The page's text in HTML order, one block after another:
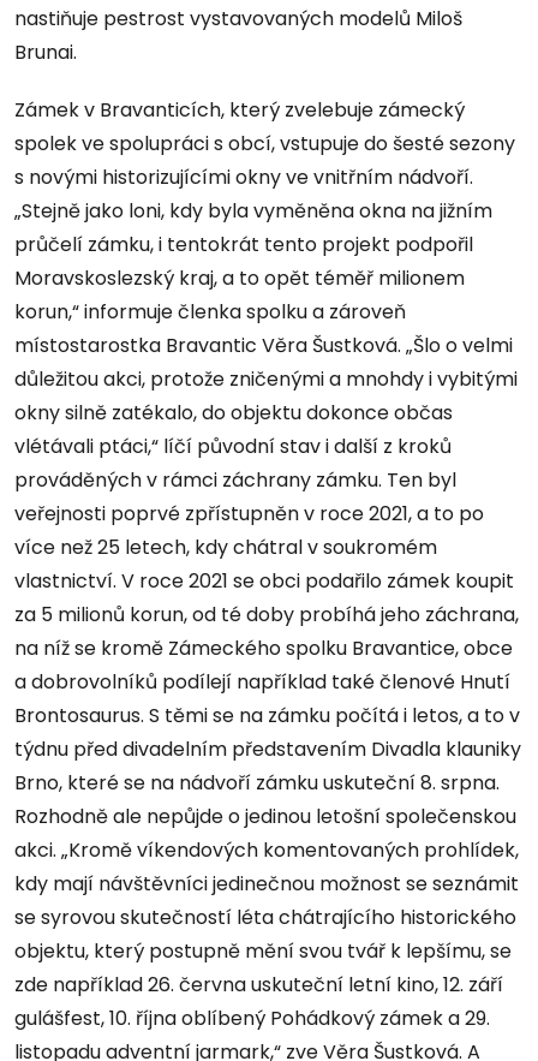
nastiňuje pestrost vystavovaných modelů Miloš
Brunai.
Zámek v Bravanticích, který zvelebuje zámecký
spolek ve spolupráci s obcí, vstupuje do šesté sezony
s novými historizujícími okny ve vnitřním nádvoří.
„Stejně jako loni, kdy byla vyměněna okna na jižním
průčelí zámku, i tentokrát tento projekt podpořil
Moravskoslezský kraj, a to opět téměř milionem
korun,“ informuje členka spolku a zároveň
místostarostka Bravantic Věra Šustková. „Šlo o velmi
důležitou akci, protože zničenými a mnohdy i vybitými
okny silně zatékalo, do objektu dokonce občas
vlétávali ptáci,“ líčí původní stav i další z kroků
prováděných v rámci záchrany zámku. Ten byl
veřejnosti poprvé zpřístupněn v roce 2021, a to po
více než 25 letech, kdy chátral v soukromém
vlastnictví. V roce 2021 se obci podařilo zámek koupit
za 5 milionů korun, od té doby probíhá jeho záchrana,
na níž se kromě Zámeckého spolku Bravantice, obce
a dobrovolníků podílejí například také členové Hnutí
Brontosaurus. S těmi se na zámku počítá i letos, a to v
týdnu před divadelním představením Divadla klauniky
Brno, které se na nádvoří zámku uskuteční 8. srpna.
Rozhodně ale nepůjde o jedinou letošní společenskou
akci. „Kromě víkendových komentovaných prohlídek,
kdy mají návštěvníci jedinečnou možnost se seznámit
se syrovou skutečností léta chátrajícího historického
objektu, který postupně mění svou tvář k lepšímu, se
zde například 26. června uskuteční letní kino, 12. září
gulášfest, 10. října oblíbený Pohádkový zámek a 29.
listopadu adventní jarmark,“ zve Věra Šustková. A